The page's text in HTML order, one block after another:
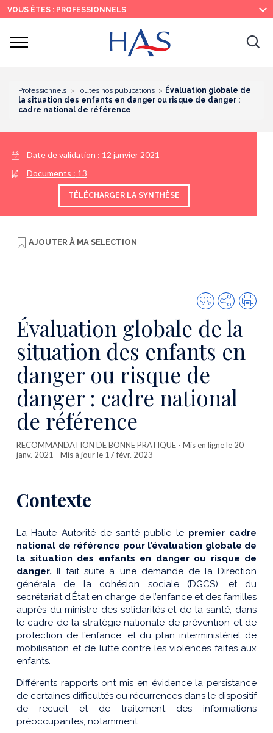
Recherche
Menu
principal
Contenu
principal
VOUS ÊTES : PROFESSIONNELS
Ouvrir
Professionnels Toutes nos publications
Évaluation globale de
la situation des enfants en danger ou risque de danger :
cadre national de référence
Date de validation : 12 janvier 2021
Documents : 13
TÉLÉCHARGER LA SYNTHÈSE
AJOUTER À MA SELECTION
Citer
cette
publication
Partager
Évaluation globale de la
situation des enfants en
danger ou risque de
danger : cadre national
de référence
RECOMMANDATION DE BONNE PRATIQUE - Mis en ligne le 20
janv. 2021 - Mis à jour le 17 févr. 2023
Contexte
La Haute Autorité de santé publie le premier cadre
national de référence pour l’évaluation globale de
la situation des enfants en danger ou risque de
danger. Il fait suite à une demande de la Direction
générale de la cohésion sociale (DGCS), et du
secrétariat d’État en charge de l’enfance et des familles
auprès du ministre des solidarités et de la santé, dans
le cadre de la stratégie nationale de prévention et de
protection de l’enfance, et du plan interministériel de
mobilisation et de lutte contre les violences faites aux
enfants.
Différents rapports ont mis en évidence la persistance
de certaines difficultés ou récurrences dans le dispositif
de recueil et de traitement des informations
préoccupantes, notamment :